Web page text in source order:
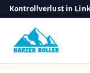
Kontrollverlust in